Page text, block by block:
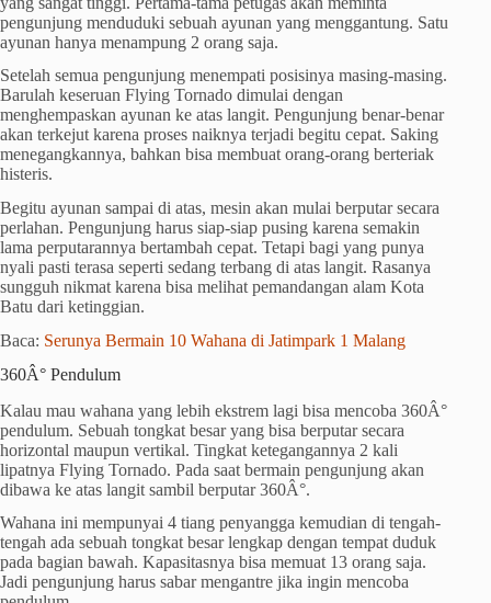
pengunjung menduduki sebuah ayunan yang menggantung. Satu
ayunan hanya menampung 2 orang saja.
Setelah semua pengunjung menempati posisinya masing-masing.
Barulah keseruan Flying Tornado dimulai dengan
menghempaskan ayunan ke atas langit. Pengunjung benar-benar
akan terkejut karena proses naiknya terjadi begitu cepat. Saking
menegangkannya, bahkan bisa membuat orang-orang berteriak
histeris.
Begitu ayunan sampai di atas, mesin akan mulai berputar secara
perlahan. Pengunjung harus siap-siap pusing karena semakin
lama perputarannya bertambah cepat. Tetapi bagi yang punya
nyali pasti terasa seperti sedang terbang di atas langit. Rasanya
sungguh nikmat karena bisa melihat pemandangan alam Kota
Batu dari ketinggian.
Baca: Serunya Bermain 10 Wahana di Jatimpark 1 Malang
360Â° Pendulum
Kalau mau wahana yang lebih ekstrem lagi bisa mencoba 360Â°
pendulum. Sebuah tongkat besar yang bisa berputar secara
horizontal maupun vertikal. Tingkat ketegangannya 2 kali
lipatnya Flying Tornado. Pada saat bermain pengunjung akan
dibawa ke atas langit sambil berputar 360Â°.
Wahana ini mempunyai 4 tiang penyangga kemudian di tengah-
tengah ada sebuah tongkat besar lengkap dengan tempat duduk
pada bagian bawah. Kapasitasnya bisa memuat 13 orang saja.
Jadi pengunjung harus sabar mengantre jika ingin mencoba